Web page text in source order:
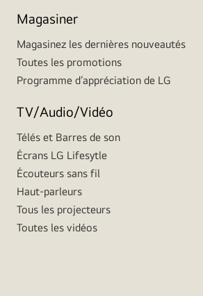
Magasiner
Magasinez les dernières nouveautés
Toutes les promotions
Programme d’appréciation de LG
TV/Audio/Vidéo
Télés et Barres de son
Écrans LG Lifesytle
Écouteurs sans fil
Haut-parleurs
Tous les projecteurs
Toutes les vidéos